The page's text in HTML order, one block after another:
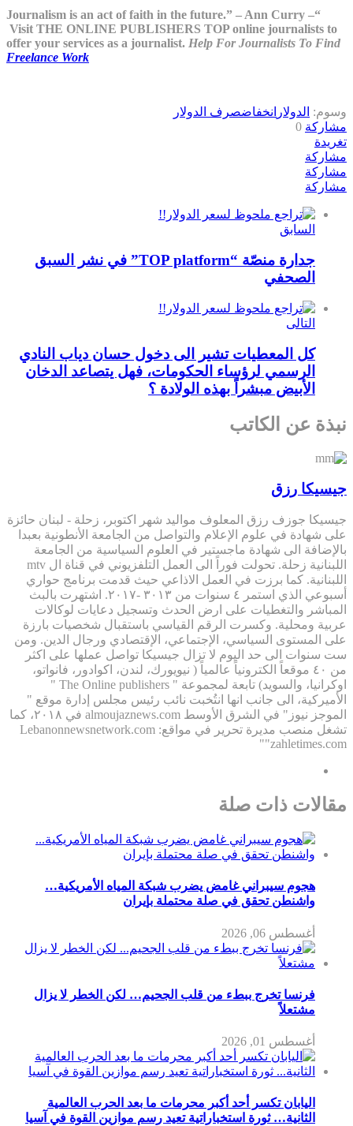
“Journalism is an act of faith in the future.” – Ann Curry –
Visit THE ONLINE PUBLISHERS TOP online journalists to
offer your services as a journalist. Help For Journalists To Find
Freelance Work
وسوم: الدولار انخفاضصرف الدولار
مشاركة 0
تغريدة
مشاركة
مشاركة
مشاركة
السابق
جدارة منصّة “TOP platform” في نشر السبق
الصحفي
التالى
كل المعطيات تشير الى دخول حسان دياب النادي
الرسمي لرؤساء الحكومات، فهل يتصاعد الدخان
الأبيض مبشراً بهذه الولادة ؟
نبذة عن الكاتب
جيسيكا رزق
جيسيكا جوزف رزق المعلوف مواليد شهر اكتوبر، زحلة - لبنان حائزة
على شهادة في علوم الإعلام والتواصل من الجامعة الأنطونية بعبدا
بالإضافة الى شهادة ماجستير في العلوم السياسية من الجامعة
اللبنانية زحلة. تحولت فوراً الى العمل التلفزيوني في قناة ال mtv
اللبنانية. كما برزت في العمل الاذاعي حيث قدمت برنامج حواري
أسبوعي الذي استمر ٤ سنوات من ٣٠١٣ -٢٠١٧. اشتهرت بالبث
المباشر والتغطيات على ارض الحدث وتسجيل دعايات لوكالات
عربية ومحلية. وكسرت الرقم القياسي باستقبال شخصيات بارزة
على المستوى السياسي، الإجتماعي، الإقتصادي ورجال الدين. ومن
ست سنوات الى حد اليوم لا تزال جيسيكا تواصل عملها على اكثر
من ٤٠ موقعاً الكترونياً عالمياً ( نيويورك، لندن، اكوادور، فانواتو،
اوكرانيا، والسويد) تابعة لمجموعة " The Online publishers "
الأميركية، الى جانب انها انتُخبت نائب رئيس مجلس إدارة موقع "
الموجز نيوز" في الشرق الأوسط almoujaznews.com في ٢٠١٨، كما
تشغل منصب مديرة تحرير في مواقع: Lebanonnewsnetwork.com
"zahletimes.com"
مقالات ذات صلة
هجوم سيبراني غامض يضرب شبكة المياه الأمريكية…
واشنطن تحقق في صلة محتملة بإيران
أغسطس 06, 2026
فرنسا تخرج ببطء من قلب الجحيم… لكن الخطر لا يزال
مشتعلاً
أغسطس 01, 2026
اليابان تكسر أحد أكبر محرمات ما بعد الحرب العالمية
الثانية… ثورة استخباراتية تعيد رسم موازين القوة في آسيا